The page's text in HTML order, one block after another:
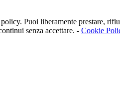
Puoi liberamente prestare,
senza accettare. - Cookie